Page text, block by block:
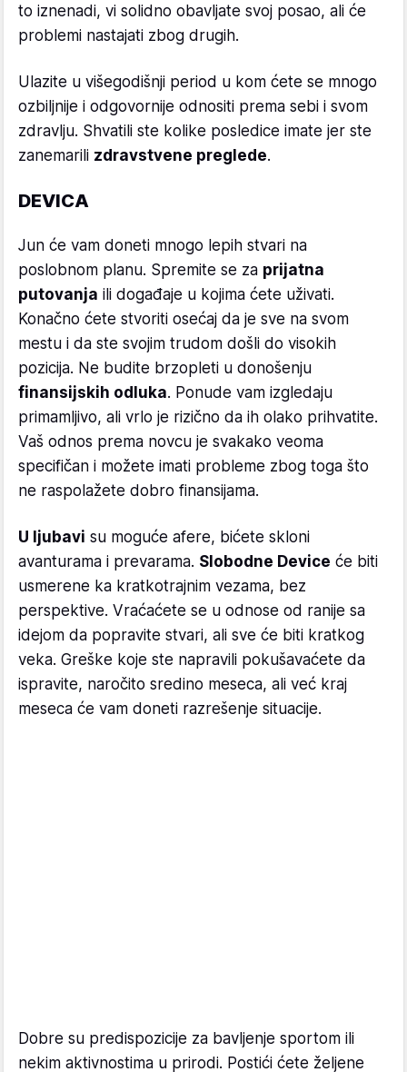
to iznenadi, vi solidno obavljate svoj posao, ali će
problemi nastajati zbog drugih.
Ulazite u višegodišnji period u kom ćete se mnogo
ozbiljnije i odgovornije odnositi prema sebi i svom
zdravlju. Shvatili ste kolike posledice imate jer ste
zanemarili zdravstvene preglede.
DEVICA
Jun će vam doneti mnogo lepih stvari na
poslobnom planu. Spremite se za prijatna
putovanja ili događaje u kojima ćete uživati.
Konačno ćete stvoriti osećaj da je sve na svom
mestu i da ste svojim trudom došli do visokih
pozicija. Ne budite brzopleti u donošenju
finansijskih odluka. Ponude vam izgledaju
primamljivo, ali vrlo je rizično da ih olako prihvatite.
Vaš odnos prema novcu je svakako veoma
specifičan i možete imati probleme zbog toga što
ne raspolažete dobro finansijama.
U ljubavi su moguće afere, bićete skloni
avanturama i prevarama. Slobodne Device će biti
usmerene ka kratkotrajnim vezama, bez
perspektive. Vraćaćete se u odnose od ranije sa
idejom da popravite stvari, ali sve će biti kratkog
veka. Greške koje ste napravili pokušavaćete da
ispravite, naročito sredino meseca, ali već kraj
meseca će vam doneti razrešenje situacije.
Dobre su predispozicije za bavljenje sportom ili
nekim aktivnostima u prirodi. Postići ćete željene